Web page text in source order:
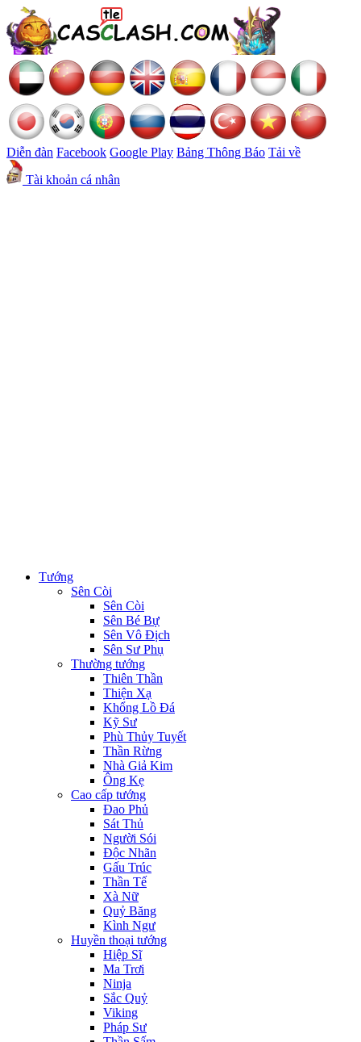
Diễn đàn Facebook Google Play Bảng Thông Báo Tải về
Tài khoản cá nhân
Tướng
Sên Còi
Sên Còi
Sên Bé Bự
Sên Vô Địch
Sên Sư Phụ
Thường tướng
Thiên Thần
Thiện Xạ
Khổng Lồ Đá
Kỹ Sư
Phù Thủy Tuyết
Thần Rừng
Nhà Giả Kim
Ông Kẹ
Cao cấp tướng
Đao Phủ
Sát Thủ
Người Sói
Độc Nhãn
Gấu Trúc
Thần Tế
Xà Nữ
Quỷ Băng
Kình Ngư
Huyền thoại tướng
Hiệp Sĩ
Ma Trơi
Ninja
Sắc Quỷ
Viking
Pháp Sư